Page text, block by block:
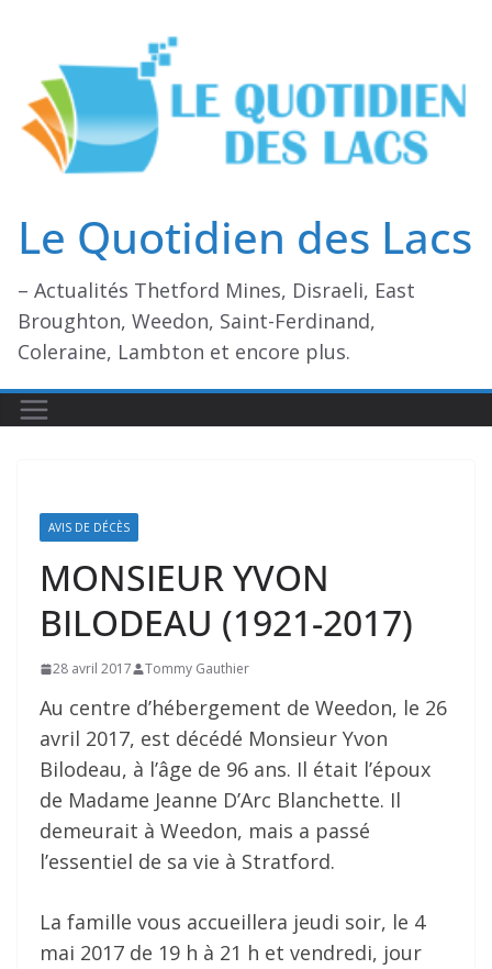
contenu
Le Quotidien des Lacs
– Actualités Thetford Mines, Disraeli, East
Broughton, Weedon, Saint-Ferdinand,
Coleraine, Lambton et encore plus.
AVIS DE DÉCÈS
MONSIEUR YVON
BILODEAU (1921-2017)
28 avril 2017 Tommy Gauthier
Au centre d’hébergement de Weedon, le 26
avril 2017, est décédé Monsieur Yvon
Bilodeau, à l’âge de 96 ans. Il était l’époux
de Madame Jeanne D’Arc Blanchette. Il
demeurait à Weedon, mais a passé
l’essentiel de sa vie à Stratford.
La famille vous accueillera jeudi soir, le 4
mai 2017 de 19 h à 21 h et vendredi, jour